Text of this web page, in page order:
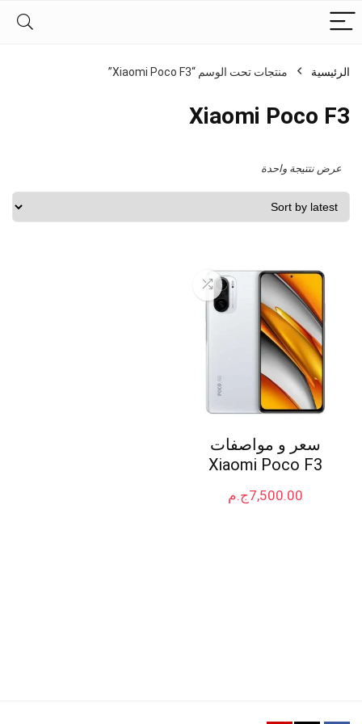
الرئيسية منتجات تحت الوسم “Xiaomi Poco F3”
Xiaomi Poco F3
عرض نتتيجة واحدة
سعر و مواصفات
Xiaomi Poco F3
ج.م7,500.00